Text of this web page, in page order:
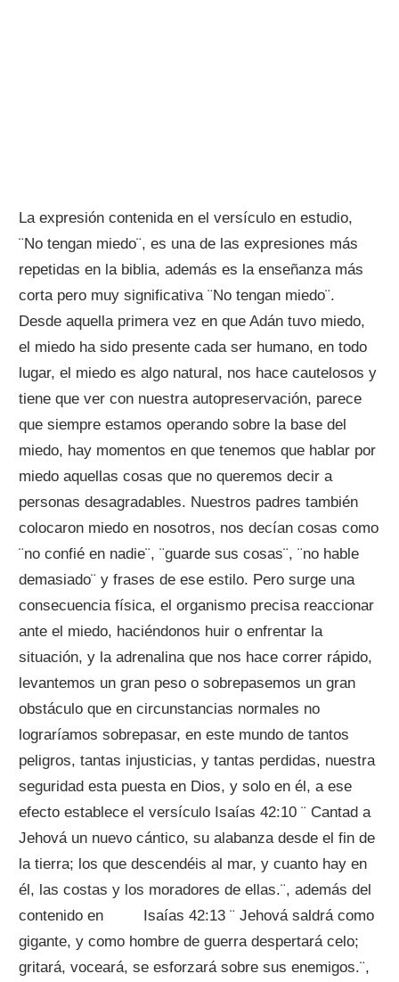
La expresión contenida en el versículo en estudio,
¨No tengan miedo¨, es una de las expresiones más
repetidas en la biblia, además es la enseñanza más
corta pero muy significativa ¨No tengan miedo¨.
Desde aquella primera vez en que Adán tuvo miedo,
el miedo ha sido presente cada ser humano, en todo
lugar, el miedo es algo natural, nos hace cautelosos y
tiene que ver con nuestra autopreservación, parece
que siempre estamos operando sobre la base del
miedo, hay momentos en que tenemos que hablar por
miedo aquellas cosas que no queremos decir a
personas desagradables. Nuestros padres también
colocaron miedo en nosotros, nos decían cosas como
¨no confié en nadie¨, ¨guarde sus cosas¨, ¨no hable
demasiado¨ y frases de ese estilo. Pero surge una
consecuencia física, el organismo precisa reaccionar
ante el miedo, haciéndonos huir o enfrentar la
situación, y la adrenalina que nos hace correr rápido,
levantemos un gran peso o sobrepasemos un gran
obstáculo que en circunstancias normales no
lograríamos sobrepasar, en este mundo de tantos
peligros, tantas injusticias, y tantas perdidas, nuestra
seguridad esta puesta en Dios, y solo en él, a ese
efecto establece el versículo Isaías 42:10 ¨ Cantad a
Jehová un nuevo cántico, su alabanza desde el fin de
la tierra; los que descendéis al mar, y cuanto hay en
él, las costas y los moradores de ellas.¨, además del
contenido en Isaías 42:13 ¨ Jehová saldrá como
gigante, y como hombre de guerra despertará celo;
gritará, voceará, se esforzará sobre sus enemigos.¨,